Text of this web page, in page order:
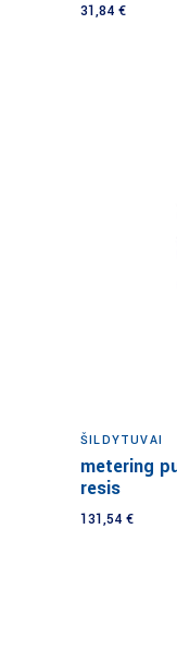
31,84 €
ŠILDYTUVAI
metering
resis
131,54 €